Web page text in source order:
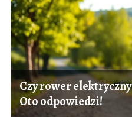
Czy rower
Oto odpowiedzi!